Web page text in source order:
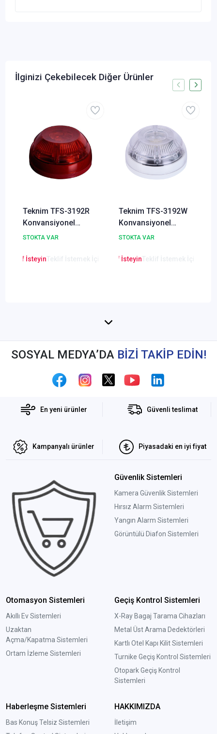
İlginizi Çekebilecek Diğer Ürünler
Teknim TFS-3192R
Konvansiyonel
Flaşörlü Yangın
STOKTA VAR
Teklif İsteyin Teklif İstemek İçin Tıklayınız
Teknim TFS-3192W
Konvansiyonel
Flaşörlü Yangın
STOKTA VAR
Lütfen Teklif İsteyin
SOSYAL MEDYA’DA BİZİ TAKİP EDİN!
En yeni ürünler Güvenli teslimat
Kampanyalı ürünler Piyasadaki en iyi fiyat
Güvenlik Sistemleri
Kamera Güvenlik Sistemleri
Hırsız Alarm Sistemleri
Yangın Alarm Sistemleri
Görüntülü Diafon Sistemleri
Otomasyon Sistemleri
Akıllı Ev Sistemleri
Uzaktan
Açma/Kapatma Sistemleri
Ortam İzleme Sistemleri
Geçiş Kontrol Sistemleri
X-Ray Bagaj Tarama Cihazları
Metal Üst Arama Dedektörleri
Kartlı Otel Kapı Kilit Sistemleri
Turnike Geçiş Kontrol Sistemleri
Otopark Geçiş Kontrol
Sistemleri
Haberleşme Sistemleri
Bas Konuş Telsiz Sistemleri
HAKKIMIZDA
İletişim